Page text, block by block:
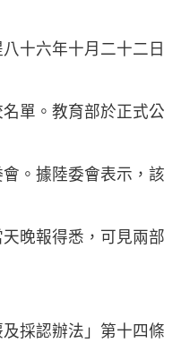
十六年十月二十二日
單。教育部於正式公
。據陸委會表示，該
晚報得悉，可見兩部
採認辦法」第十四條